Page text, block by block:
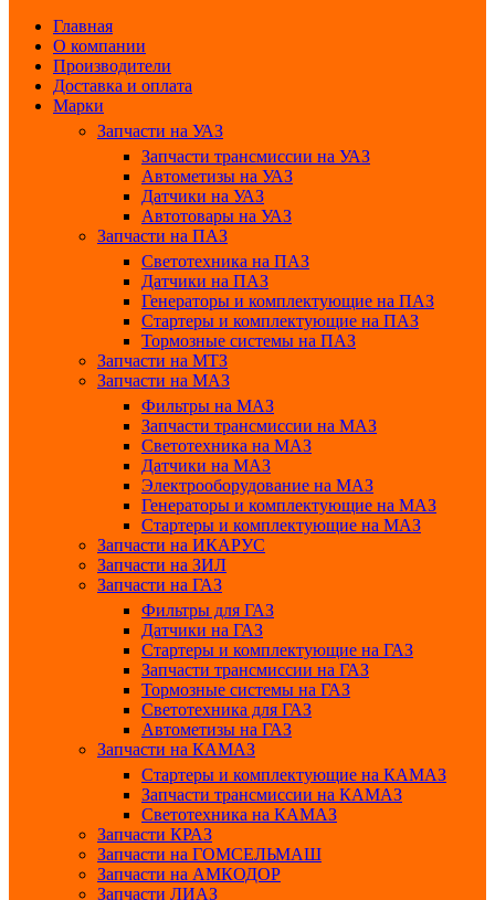
Главная
О компании
Производители
Доставка и оплата
Марки
Запчасти на УАЗ
Запчасти трансмиссии на УАЗ
Автометизы на УАЗ
Датчики на УАЗ
Автотовары на УАЗ
Запчасти на ПАЗ
Светотехника на ПАЗ
Датчики на ПАЗ
Генераторы и комплектующие на ПАЗ
Стартеры и комплектующие на ПАЗ
Тормозные системы на ПАЗ
Запчасти на МТЗ
Запчасти на МАЗ
Фильтры на МАЗ
Запчасти трансмиссии на МАЗ
Светотехника на МАЗ
Датчики на МАЗ
Электрооборудование на МАЗ
Генераторы и комплектующие на МАЗ
Стартеры и комплектующие на МАЗ
Запчасти на ИКАРУС
Запчасти на ЗИЛ
Запчасти на ГАЗ
Фильтры для ГАЗ
Датчики на ГАЗ
Стартеры и комплектующие на ГАЗ
Запчасти трансмиссии на ГАЗ
Тормозные системы на ГАЗ
Светотехника для ГАЗ
Автометизы на ГАЗ
Запчасти на КАМАЗ
Стартеры и комплектующие на КАМАЗ
Запчасти трансмиссии на КАМАЗ
Светотехника на КАМАЗ
Запчасти КРАЗ
Запчасти на ГОМСЕЛЬМАШ
Запчасти на АМКОДОР
Запчасти ЛИАЗ